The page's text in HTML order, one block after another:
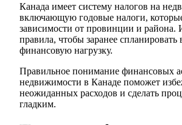
Канада имеет систему налогов на
включающую годовые налоги,
зависимости от провинции и района.
правила, чтобы заранее спланировать
финансовую нагрузку.
Правильное понимание финансовых
недвижимости в Канаде поможет
неожиданных расходов и сделать
гладким.